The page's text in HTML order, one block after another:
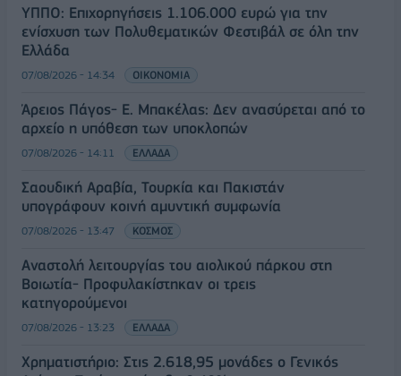
ΥΠΠΟ: Επιχορηγήσεις 1.106.000 ευρώ για την
ενίσχυση των Πολυθεματικών Φεστιβάλ σε όλη την
Ελλάδα
07/08/2026 - 14:34 ΟΙΚΟΝΟΜΙΑ
Άρειος Πάγος- Ε. Μπακέλας: Δεν ανασύρεται από το
αρχείο η υπόθεση των υποκλοπών
07/08/2026 - 14:11 ΕΛΛΑΔΑ
Σαουδική Αραβία, Τουρκία και Πακιστάν
υπογράφουν κοινή αμυντική συμφωνία
07/08/2026 - 13:47 ΚΟΣΜΟΣ
Αναστολή λειτουργίας του αιολικού πάρκου στη
Βοιωτία- Προφυλακίστηκαν οι τρεις
κατηγορούμενοι
07/08/2026 - 13:23 ΕΛΛΑΔΑ
Χρηματιστήριο: Στις 2.618,95 μονάδες ο Γενικός